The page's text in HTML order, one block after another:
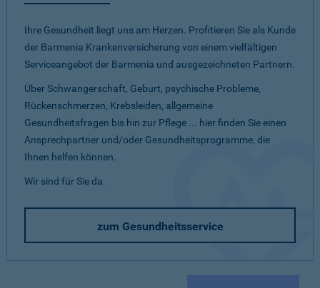
Ihre Gesundheit liegt uns am Herzen. Profitieren Sie als Kunde
der Barmenia Krankenversicherung von einem vielfältigen
Serviceangebot der Barmenia und ausgezeichneten Partnern.
Über Schwangerschaft, Geburt, psychische Probleme,
Rückenschmerzen, Krebsleiden, allgemeine
Gesundheitsfragen bis hin zur Pflege ... hier finden Sie einen
Ansprechpartner und/oder Gesundheitsprogramme, die
Ihnen helfen können.
Wir sind für Sie da.
zum Gesundheitsservice